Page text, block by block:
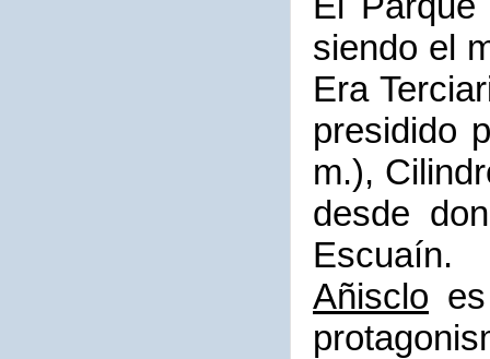
siendo el
Era
presidido
m.),
desde
Escuaín.
Añisclo